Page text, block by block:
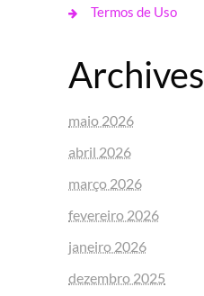
Termos de Uso
Archives
maio 2026
abril 2026
março 2026
fevereiro 2026
janeiro 2026
dezembro 2025